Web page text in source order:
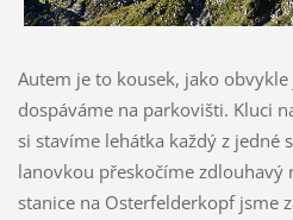
Autem je to kousek, jako
dospáváme na parkovišti. Kluci
si stavíme lehátka každý z jedné
lanovkou přeskočíme zdlouhavý
stanice na Osterfelderkopf jsme